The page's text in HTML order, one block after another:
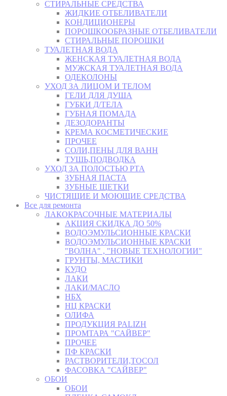
СТИРАЛЬНЫЕ СРЕДСТВА
ЖИДКИЕ ОТБЕЛИВАТЕЛИ
КОНДИЦИОНЕРЫ
ПОРОШКООБРАЗНЫЕ ОТБЕЛИВАТЕЛИ
СТИРАЛЬНЫЕ ПОРОШКИ
ТУАЛЕТНАЯ ВОДА
ЖЕНСКАЯ ТУАЛЕТНАЯ ВОДА
МУЖСКАЯ ТУАЛЕТНАЯ ВОДА
ОДЕКОЛОНЫ
УХОД ЗА ЛИЦОМ И ТЕЛОМ
ГЕЛИ ДЛЯ ДУША
ГУБКИ Д/ТЕЛА
ГУБНАЯ ПОМАДА
ДЕЗОДОРАНТЫ
КРЕМА КОСМЕТИЧЕСКИЕ
ПРОЧЕЕ
СОЛИ,ПЕНЫ ДЛЯ ВАНН
ТУШЬ,ПОДВОДКА
УХОД ЗА ПОЛОСТЬЮ РТА
ЗУБНАЯ ПАСТА
ЗУБНЫЕ ЩЕТКИ
ЧИСТЯЩИЕ И МОЮЩИЕ СРЕДСТВА
Все для ремонта
ЛАКОКРАСОЧНЫЕ МАТЕРИАЛЫ
АКЦИЯ СКИДКА ДО 50%
ВОДОЭМУЛЬСИОННЫЕ КРАСКИ
ВОДОЭМУЛЬСИОННЫЕ КРАСКИ
"ВОЛНА" , "НОВЫЕ ТЕХНОЛОГИИ"
ГРУНТЫ, МАСТИКИ
КУДО
ЛАКИ
ЛАКИ/МАСЛО
НБХ
НЦ КРАСКИ
ОЛИФА
ПРОДУКЦИЯ PALIZH
ПРОМТАРА "САЙВЕР"
ПРОЧЕЕ
ПФ КРАСКИ
РАСТВОРИТЕЛИ,ТОСОЛ
ФАСОВКА "САЙВЕР"
ОБОИ
ОБОИ